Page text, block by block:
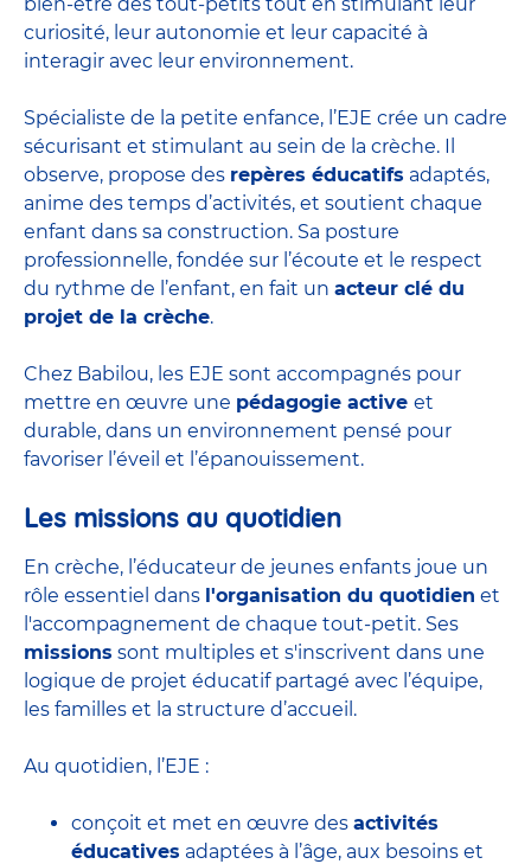
curiosité, leur autonomie et leur capacité à
interagir avec leur environnement.
Spécialiste de la petite enfance, l’EJE crée un cadre
sécurisant et stimulant au sein de la crèche. Il
observe, propose des repères éducatifs adaptés,
anime des temps d’activités, et soutient chaque
enfant dans sa construction. Sa posture
professionnelle, fondée sur l’écoute et le respect
du rythme de l’enfant, en fait un acteur clé du
projet de la crèche.
Chez Babilou, les EJE sont accompagnés pour
mettre en œuvre une pédagogie active et
durable, dans un environnement pensé pour
favoriser l’éveil et l’épanouissement.
Les missions au quotidien
En crèche, l’éducateur de jeunes enfants joue un
rôle essentiel dans l'organisation du quotidien et
l'accompagnement de chaque tout-petit. Ses
missions sont multiples et s'inscrivent dans une
logique de projet éducatif partagé avec l’équipe,
les familles et la structure d’accueil.
Au quotidien, l’EJE :
conçoit et met en œuvre des activités
éducatives adaptées à l’âge, aux besoins et